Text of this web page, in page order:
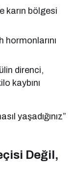
karın bölgesi
direnci,
kaybını
yaşadığınız”
Değil,